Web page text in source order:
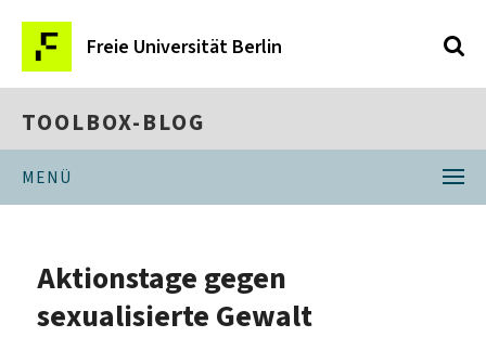
Freie Universität Berlin
TOOLBOX-BLOG
MENÜ
Aktionstage gegen
sexualisierte Gewalt